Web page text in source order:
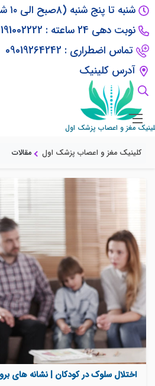
شنبه تا پنج شنبه (۸صبح الی ۱۰ شب)
نوبت دهی 24 ساعته : 02191002222
تماس اضطراری : 09019264242
آدرس کلینیک
مغز و اعصاب پزشک اول
مقالات
کلینیک مغز و اعصاب پزشک اول مقالات
اختلال سلوک در کودکان | نشانه های